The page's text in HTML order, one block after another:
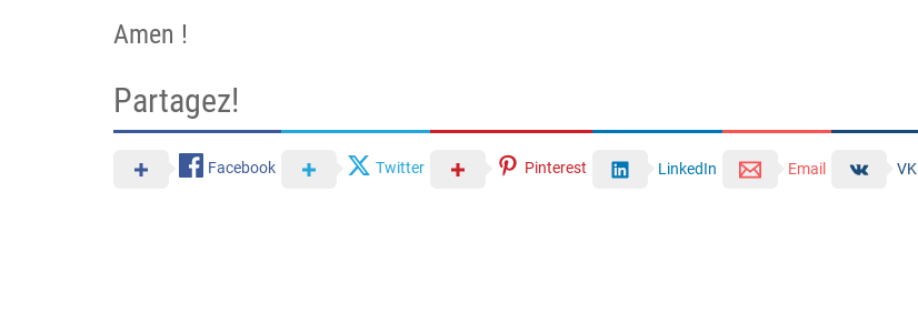
Amen !
Partagez!
Facebook Twitter Pinterest LinkedIn Email VK